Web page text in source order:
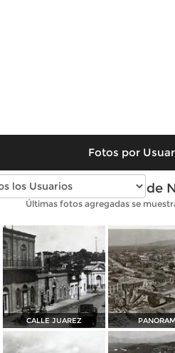
Fotos por
Fotos antiguas de
Últimas fotos agregadas se
CALLE JUAREZ